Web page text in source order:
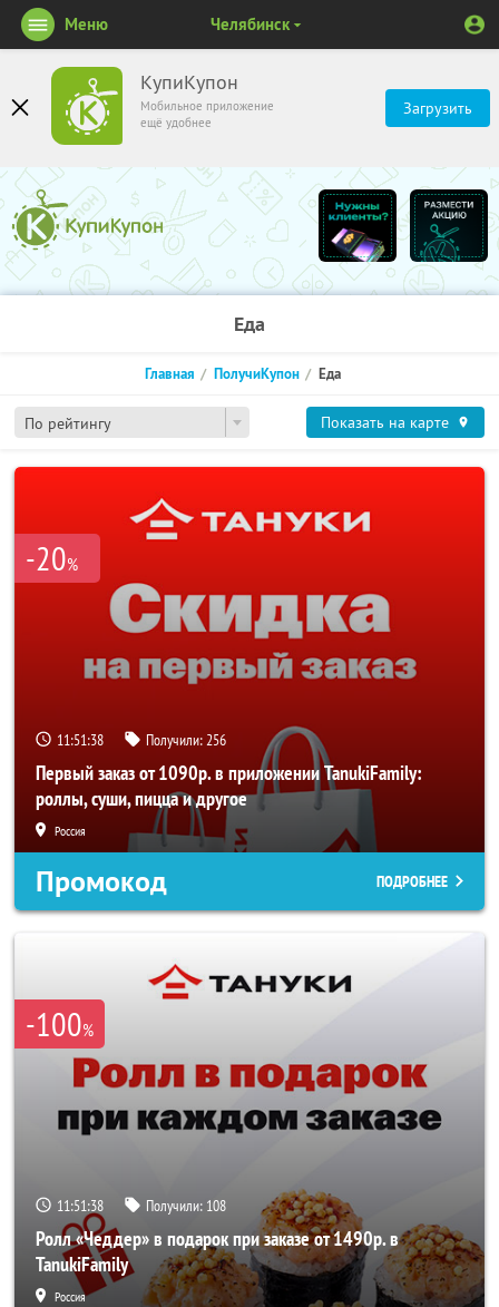
КупиКупон
Мобильное приложение
ещё удобнее
Загрузить
Меню Челябинск
Еда
По рейтингу
Главная ПолучиКупон Еда
Показать на карте
-20%
11:51:38 Получили:256
Первый заказ от 1090р. в приложении TanukiFamily:
роллы, суши, пицца и другое
Россия
Промокод ПОДРОБНЕЕ
-100%
11:51:38 Получили: 108
Ролл «Чеддер» в подарок при заказе от 1490р. в
TanukiFamily
Россия